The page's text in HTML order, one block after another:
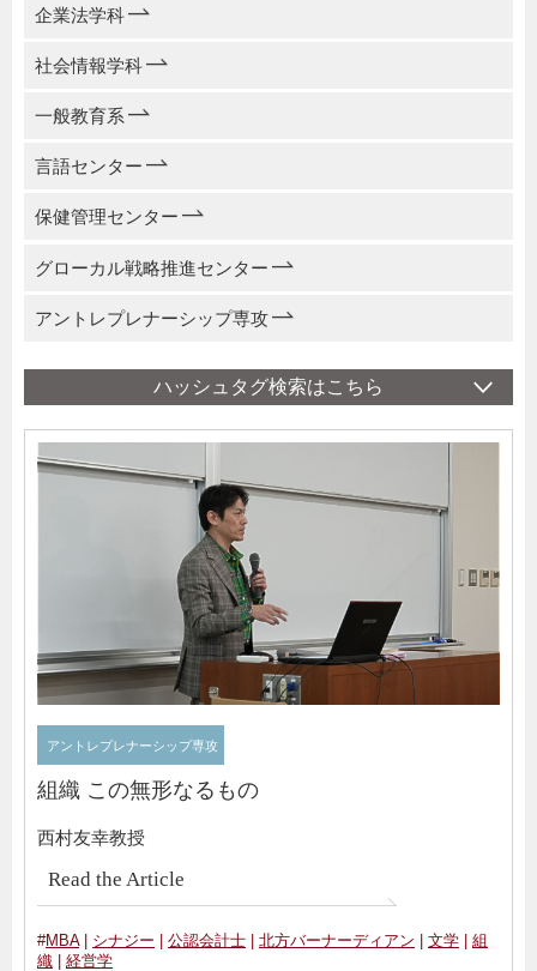
企業法学科
社会情報学科
一般教育系
言語センター
保健管理センター
グローカル戦略推進センター
アントレプレナーシップ専攻
アントレプレナーシップ専攻
組織 この無形なるもの
西村友幸教授
Read the Article
#MBA| シナジー 公認会計士 北方バーナーディアン 文学
組
織
経営学